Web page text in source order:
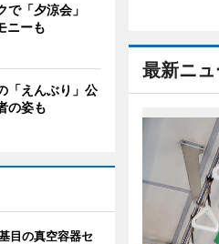
最新ニ
で「夕涼会」
ニーも
「えんぶり」公
の姿も
目の真空容器セ